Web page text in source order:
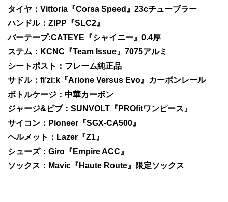
タイヤ：Vittoria『Corsa Speed』23cチューブラー
ハンドル：ZIPP『SLC2』
バーテープ:CATEYE『シャイニー』0.4厚
ステム：KCNC『Team Issue』7075アルミ
シートポスト：フレーム純正品
サドル：fi’zi:k『Arione Versus Evo』カーボンレール
ボトルケージ：中華カーボン
ジャージ&ビブ：SUNVOLT『PROfitワンピース』
サイコン：Pioneer『SGX-CA500』
ヘルメット：Lazer『Z1』
シューズ：Giro『Empire ACC』
ソックス：Mavic『Haute Route』限定ソックス